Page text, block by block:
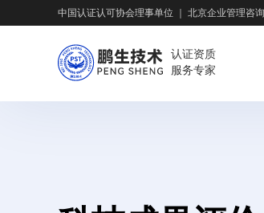
中国认证认可协会理事单位 北京企业管理咨
认证资质
服务专家